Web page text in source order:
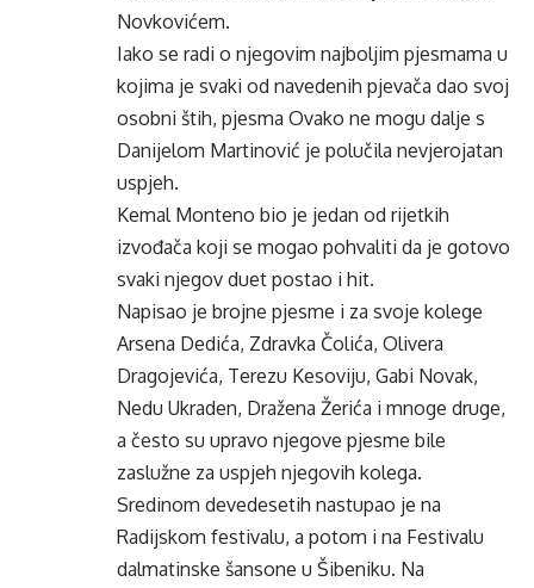
Novkovićem.
Iako se radi o njegovim najboljim pjesmama u
kojima je svaki od navedenih pjevača dao svoj
osobni štih, pjesma Ovako ne mogu dalje s
Danijelom Martinović je polučila nevjerojatan
uspjeh.
Kemal Monteno bio je jedan od rijetkih
izvođača koji se mogao pohvaliti da je gotovo
svaki njegov duet postao i hit.
Napisao je brojne pjesme i za svoje kolege
Arsena Dedića, Zdravka Čolića, Olivera
Dragojevića, Terezu Kesoviju, Gabi Novak,
Nedu Ukraden, Dražena Žerića i mnoge druge,
a često su upravo njegove pjesme bile
zaslužne za uspjeh njegovih kolega.
Sredinom devedesetih nastupao je na
Radijskom festivalu, a potom i na Festivalu
dalmatinske šansone u Šibeniku. Na